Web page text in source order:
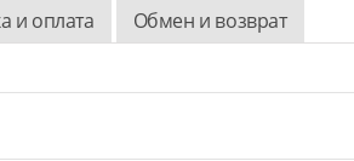
и оплата Обмен и возврат